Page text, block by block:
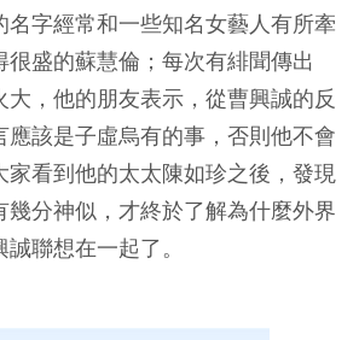
名字經常和一些知名女藝人有所牽
很盛的蘇慧倫；每次有緋聞傳出
大，他的朋友表示，從曹興誠的反
應該是子虛烏有的事，否則他不會
家看到他的太太陳如珍之後，發現
幾分神似，才終於了解為什麼外界
聯想在一起了。